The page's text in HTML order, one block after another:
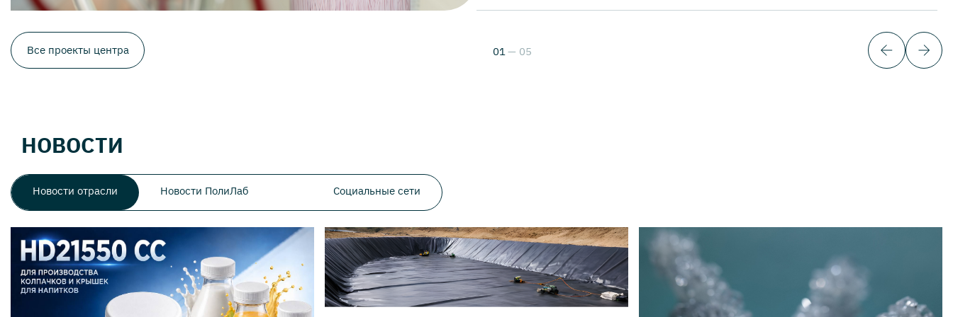
Все проекты центра 01 05
НОВОСТИ
Новости отрасли Новости ПолиЛаб Социальные сети
отрасли